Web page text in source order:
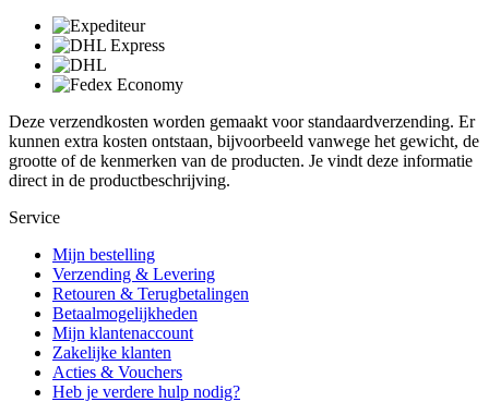
Deze verzendkosten worden gemaakt voor standaardverzending. Er
kunnen extra kosten ontstaan, bijvoorbeeld vanwege het gewicht, de
grootte of de kenmerken van de producten. Je vindt deze informatie
direct in de productbeschrijving.
Service
Mijn bestelling
Verzending & Levering
Retouren & Terugbetalingen
Betaalmogelijkheden
Mijn klantenaccount
Zakelijke klanten
Acties & Vouchers
Heb je verdere hulp nodig?